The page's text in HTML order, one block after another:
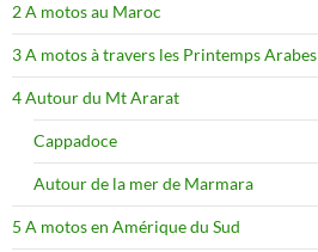
2 A motos au Maroc
3 A motos à travers les Printemps Arabes
4 Autour du Mt Ararat
Cappadoce
Autour de la mer de Marmara
5 A motos en Amérique du Sud